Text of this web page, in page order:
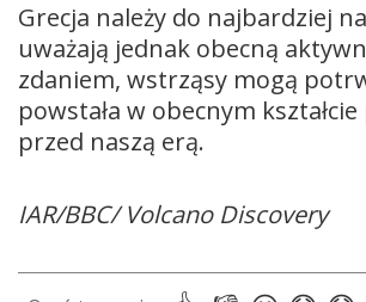
Grecja należy do najbardziej
uważają jednak obecną
zdaniem, wstrząsy mogą
powstała w obecnym
przed naszą erą.
IAR/BBC/ Volcano Discovery